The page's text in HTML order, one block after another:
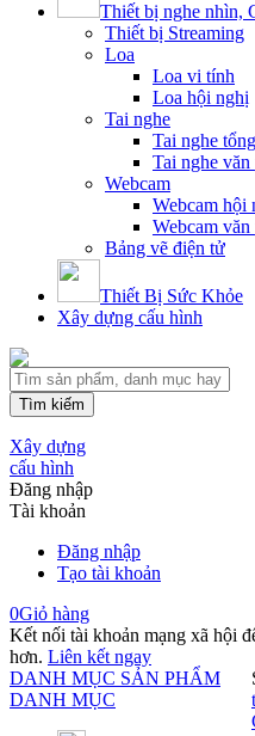
Thiết bị nghe nhìn,
Thiết bị Streaming
Loa
Loa vi tính
Loa hội nghị
Tai nghe
Tai nghe
Tai nghe
Webcam
Webcam hội
Webcam
Bảng vẽ điện tử
Thiết Bị Sức Khỏe
Xây dựng cấu hình
Tìm kiếm
Xây dựng
cấu hình
Đăng nhập
Tài khoản
Đăng nhập
Tạo tài khoản
0Giỏ hàng
Kết nối tài khoản mạng xã hội
hơn. Liên kết ngay
DANH MỤC SẢN PHẨM
DANH MỤC